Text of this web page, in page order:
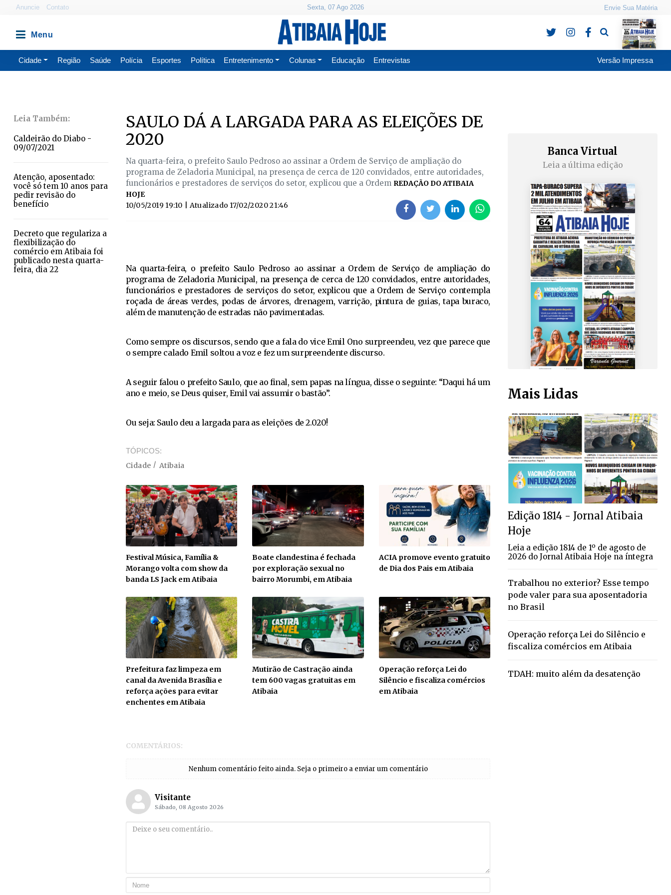
Anuncie Contato Sexta, 07 Ago 2026 Envie Sua Matéria
Pesquisa
Cidade Região Saúde Polícia Esportes Política Entretenimento Colunas Educação Entrevistas Versão Impressa
Caldeirão do Diabo -
09/07/2021
Atenção, aposentado:
você só tem 10 anos para
pedir revisão do
benefício
Decreto que regulariza a
flexibilização do
comércio em Atibaia foi
publicado nesta quarta-
feira, dia 22
SAULO DÁ A LARGADA PARA AS ELEIÇÕES DE
2020
Na quarta-feira, o prefeito Saulo Pedroso ao assinar a Ordem de Serviço de ampliação do
programa de Zeladoria Municipal, na presença de cerca de 120 convidados, entre autoridades,
funcionários e prestadores de serviços do setor, explicou que a Ordem REDAÇÃO DO ATIBAIA
HOJE
10/05/2019 19:10
| Atualizado 17/02/2020 21:46
Na quarta-feira, o prefeito Saulo Pedroso ao assinar a Ordem de Serviço de ampliação do
programa de Zeladoria Municipal, na presença de cerca de 120 convidados, entre autoridades,
funcionários e prestadores de serviços do setor, explicou que a Ordem de Serviço contempla
roçada de áreas verdes, podas de árvores, drenagem, varrição, pintura de guias, tapa buraco,
além de manutenção de estradas não pavimentadas.
Como sempre os discursos, sendo que a fala do vice Emil Ono surpreendeu, vez que parece que
o sempre calado Emil soltou a voz e fez um surpreendente discurso.
A seguir falou o prefeito Saulo, que ao final, sem papas na língua, disse o seguinte: “Daqui há um
ano e meio, se Deus quiser, Emil vai assumir o bastão”.
Ou seja: Saulo deu a largada para as eleições de 2.020!
TÓPICOS
Cidade Atibaia
Festival Música, Família &
Morango volta com show da
banda LS Jack em Atibaia
Boate clandestina é fechada
por exploração sexual no
bairro Morumbi, em Atibaia
ACIA promove evento gratuito
de Dia dos Pais em Atibaia
Prefeitura faz limpeza em
canal da Avenida Brasília e
reforça ações para evitar
enchentes em Atibaia
Mutirão de Castração ainda
tem 600 vagas gratuitas em
Atibaia
Operação reforça Lei do
Silêncio e fiscaliza comércios
em Atibaia
COMENTÁRIOS:
Nenhum comentário feito ainda. Seja o primeiro a enviar um comentário
Visitante
Sábado, 08 Agosto 2026
Banca Virtual
Leia a última edição
Mais Lidas
Edição 1814 - Jornal Atibaia
Hoje
Leia a edição 1814 de 1º de agosto de
2026 do Jornal Atibaia Hoje na íntegra
Trabalhou no exterior? Esse tempo
pode valer para sua aposentadoria
no Brasil
Operação reforça Lei do Silêncio e
fiscaliza comércios em Atibaia
TDAH: muito além da desatenção